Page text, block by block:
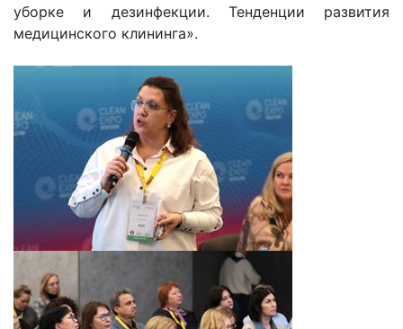
уборке и дезинфекции. Тенденции развития
медицинского клининга».